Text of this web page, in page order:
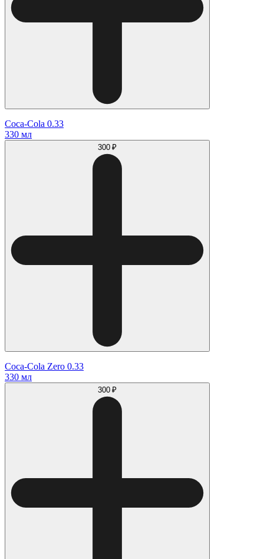
Coca-Cola 0.33
330 мл
300 ₽
Coca-Cola Zero 0.33
330 мл
300 ₽